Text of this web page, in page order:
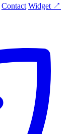
Contact Widget ↗